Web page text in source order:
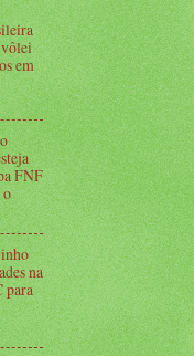
em
FNF
na
para